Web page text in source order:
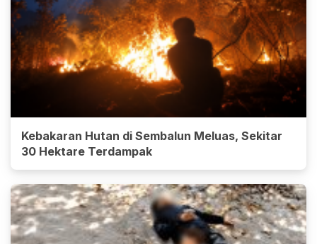
Kebakaran Hutan di Sembalun Meluas, Sekitar
30 Hektare Terdampak